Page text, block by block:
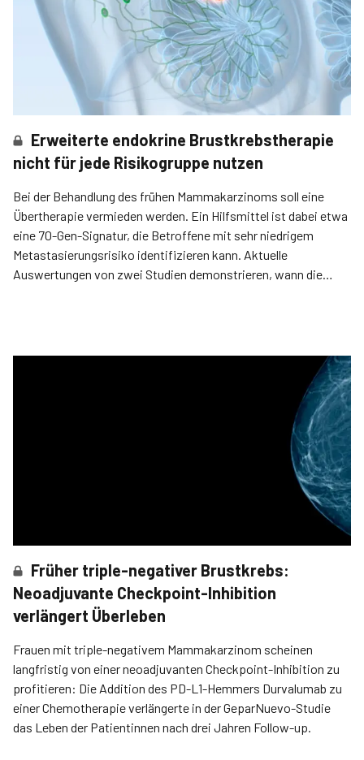
Erweiterte endokrine Brustkrebstherapie
nicht für jede Risikogruppe nutzen
Bei der Behandlung des frühen Mammakarzinoms soll eine
Übertherapie vermieden werden. Ein Hilfsmittel ist dabei etwa
eine 70-Gen-Signatur, die Betroffene mit sehr niedrigem
Metastasierungsrisiko identifizieren kann. Aktuelle
Auswertungen von zwei Studien demonstrieren, wann die
Früher triple-negativer Brustkrebs:
Neoadjuvante Checkpoint-Inhibition
verlängert Überleben
Frauen mit triple-negativem Mammakarzinom scheinen
langfristig von einer neoadjuvanten Checkpoint-Inhibition zu
profitieren: Die Addition des PD-L1-Hemmers Durvalumab zu
einer Chemotherapie verlängerte in der GeparNuevo-­Studie
das Leben der Patientinnen nach drei Jahren Follow-up.